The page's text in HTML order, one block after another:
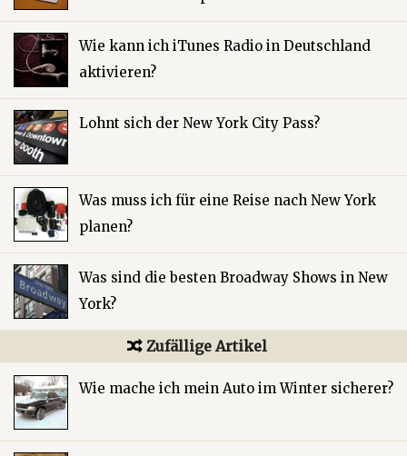
Wie kann ich iTunes Radio in Deutschland
aktivieren?
Lohnt sich der New York City Pass?
Was muss ich für eine Reise nach New York
planen?
Was sind die besten Broadway Shows in New
York?
Zufällige Artikel
Wie mache ich mein Auto im Winter sicherer?